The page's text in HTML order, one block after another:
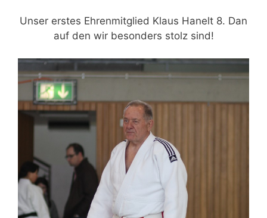
Unser erstes Ehrenmitglied Klaus Hanelt 8. Dan
auf den wir besonders stolz sind!